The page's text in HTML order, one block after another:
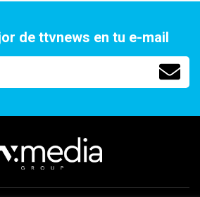
de ttvnews en tu e-mail